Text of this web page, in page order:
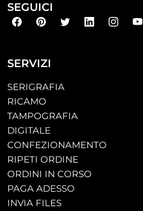
SERVIZI
SERIGRAFIA
RICAMO
TAMPOGRAFIA
DIGITALE
CONFEZIONAMENTO
RIPETI ORDINE
ORDINI IN CORSO
PAGA ADESSO
INVIA FILES
SEGUICI